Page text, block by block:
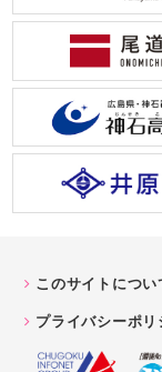
このサイトについ
プライバシーポリ